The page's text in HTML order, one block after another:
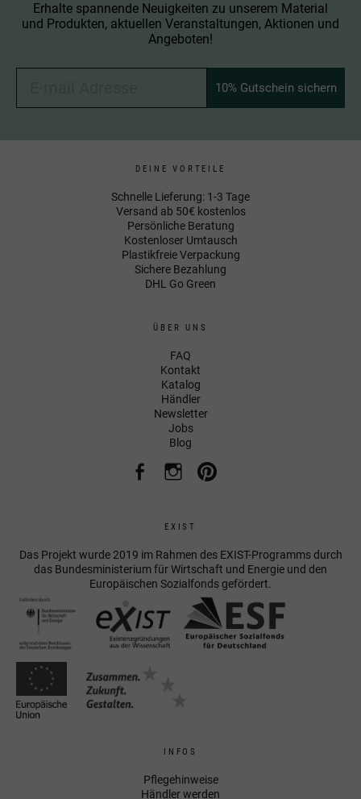
Erhalte spannende Neuigkeiten zu unserem Material
und Produkten, aktuellen Veranstaltungen, Aktionen und
Angeboten!
10% Gutschein sichern
DEINE VORTEILE
Schnelle Lieferung: 1-3 Tage
Versand ab 50€ kostenlos
Persönliche Beratung
Kostenloser Umtausch
Plastikfreie Verpackung
Sichere Bezahlung
DHL Go Green
ÜBER UNS
FAQ
Kontakt
Katalog
Händler
Newsletter
Jobs
Blog
EXIST
Das Projekt wurde 2019 im Rahmen des EXIST-Programms durch
das Bundesministerium für Wirtschaft und Energie und den
Europäischen Sozialfonds gefördert.
INFOS
Pflegehinweise
Händler werden